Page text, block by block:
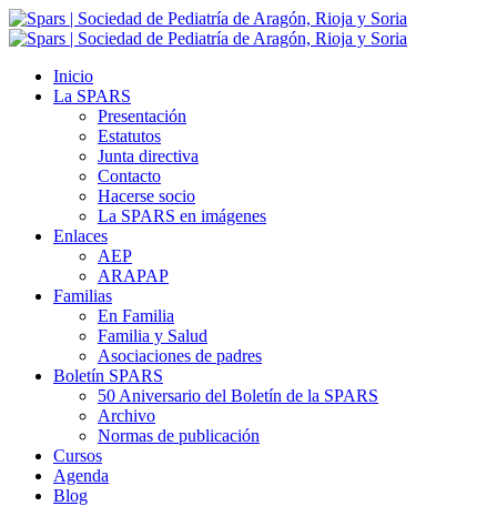
Inicio
La SPARS
Presentación
Estatutos
Junta directiva
Contacto
Hacerse socio
La SPARS en imágenes
Enlaces
AEP
ARAPAP
Familias
En Familia
Familia y Salud
Asociaciones de padres
Boletín SPARS
50 Aniversario del Boletín de la SPARS
Archivo
Normas de publicación
Cursos
Agenda
Blog